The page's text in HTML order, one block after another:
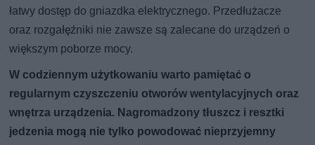
łatwy dostęp do gniazdka elektrycznego. Przedłużacze
oraz rozgałęźniki nie zawsze są zalecane do urządzeń o
większym poborze mocy.
W codziennym użytkowaniu warto pamiętać o
regularnym czyszczeniu otworów wentylacyjnych oraz
wnętrza urządzenia. Nagromadzony tłuszcz i resztki
jedzenia mogą nie tylko powodować nieprzyjemny